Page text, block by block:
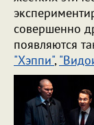
совершенно
появляются
"Хэппи",